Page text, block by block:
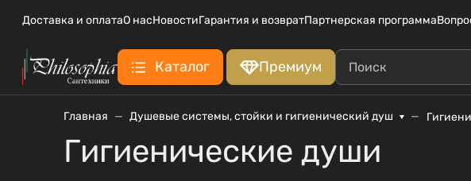
Доставка и оплатаО насНовостиГарантия и возвратПартнерская программа
Каталог Премиум
Главная Душевые системы, стойки и гигиенический душ
Гигиенические души